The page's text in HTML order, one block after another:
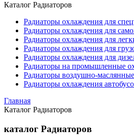
Каталог Радиаторов
Радиаторы охлаждения для
Радиаторы охлаждения для
Радиаторы охлаждения для
Радиаторы охлаждения для
Радиаторы охлаждения для
Радиаторы на промышленные
Радиаторы воздушно-
Радиаторы охлаждения
Главная
Каталог Радиаторов
каталог Радиаторов